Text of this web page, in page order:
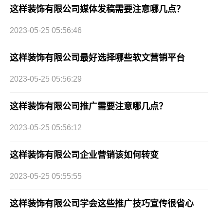
这样装饰有限公司媒体发稿需要注意哪几点？
2023-05-25 05:56:46
这样装饰有限公司最好选择哪些软文营销平台
2023-05-25 05:56:29
这样装饰有限公司推广需要注意哪几点？
2023-05-25 05:56:12
这样装饰有限公司企业营销该如何转变
2023-05-25 05:55:55
这样装饰有限公司学会这些推广技巧宣传很省心